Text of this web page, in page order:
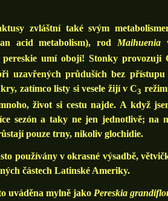
zvláštní také svým
acid metabolism), rod Maihuenia
pereskie umí obojí! Stonky
uzavřených průduších bez přístupu
zatímco listy si vesele žijí v C3
život si cestu najde. A když
sezón a taky ne jen jednotlivě;
pouze trny, nikoliv glochidie.
používány v okrasné výsadbě,
částech Latinské Ameriky.
uváděna mylně jako Pereskia